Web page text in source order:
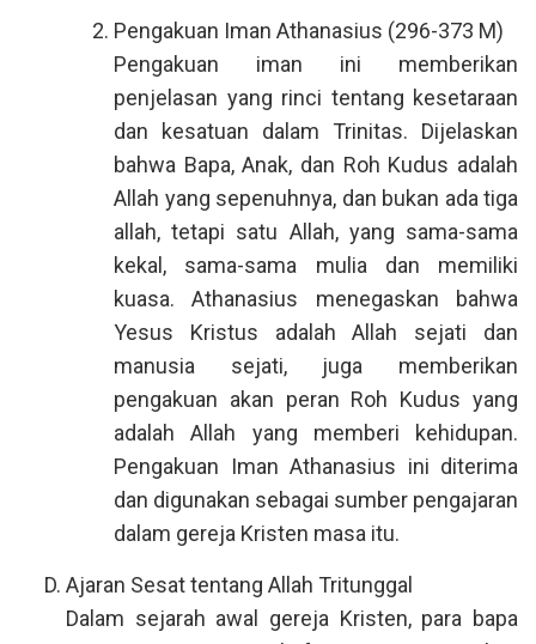
Pengakuan Iman Athanasius (296-373 M)
Pengakuan iman ini memberikan
penjelasan yang rinci tentang kesetaraan
dan kesatuan dalam Trinitas. Dijelaskan
bahwa Bapa, Anak, dan Roh Kudus adalah
Allah yang sepenuhnya, dan bukan ada tiga
allah, tetapi satu Allah, yang sama-sama
kekal, sama-sama mulia dan memiliki
kuasa. Athanasius menegaskan bahwa
Yesus Kristus adalah Allah sejati dan
manusia sejati, juga memberikan
pengakuan akan peran Roh Kudus yang
adalah Allah yang memberi kehidupan.
Pengakuan Iman Athanasius ini diterima
dan digunakan sebagai sumber pengajaran
dalam gereja Kristen masa itu.
Ajaran Sesat tentang Allah Tritunggal
Dalam sejarah awal gereja Kristen, para bapa